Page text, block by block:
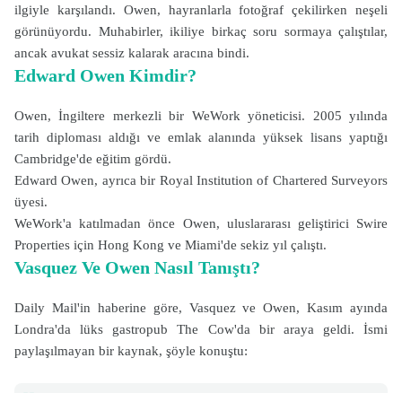
ilgiyle karşılandı. Owen, hayranlarla fotoğraf çekilirken neşeli
görünüyordu. Muhabirler, ikiliye birkaç soru sormaya çalıştılar,
ancak avukat sessiz kalarak aracına bindi.
Edward Owen Kimdir?
Owen, İngiltere merkezli bir WeWork yöneticisi. 2005 yılında
tarih diploması aldığı ve emlak alanında yüksek lisans yaptığı
Cambridge'de eğitim gördü.
Edward Owen, ayrıca bir Royal Institution of Chartered Surveyors
üyesi.
WeWork'a katılmadan önce Owen, uluslararası geliştirici Swire
Properties için Hong Kong ve Miami'de sekiz yıl çalıştı.
Vasquez Ve Owen Nasıl Tanıştı?
Daily Mail'in haberine göre, Vasquez ve Owen, Kasım ayında
Londra'da lüks gastropub The Cow'da bir araya geldi. İsmi
paylaşılmayan bir kaynak, şöyle konuştu: